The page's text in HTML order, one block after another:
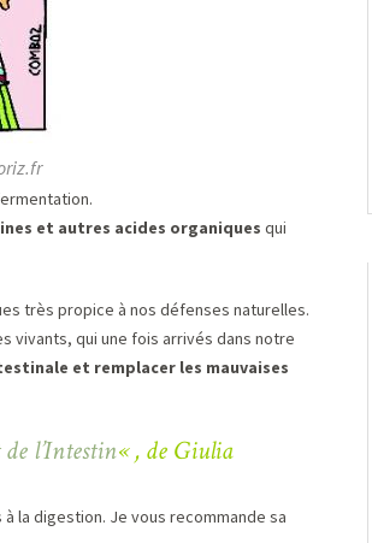
et autres acides organiques qui
très propice à nos défenses naturelles.
vivants, qui une fois arrivés dans notre
et remplacer les mauvaises
l’Intestin« , de Giulia
la digestion. Je vous recommande sa